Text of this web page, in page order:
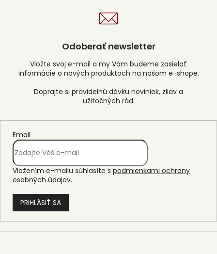
Odoberať newsletter
Vložte svoj e-mail a my Vám budeme zasielať
informácie o nových produktoch na našom e-shope.
Email
Vložením e-mailu súhlasíte s podmienkami ochrany
osobných údajov.
PRIHLÁSIŤ SA
Z